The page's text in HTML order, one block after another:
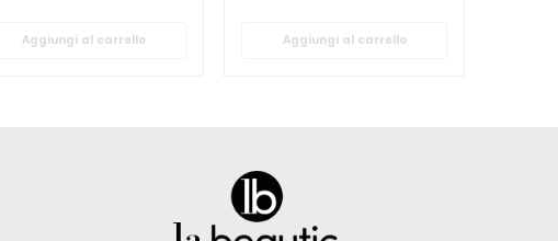
Aggiungi al carrello Aggiungi al carrello